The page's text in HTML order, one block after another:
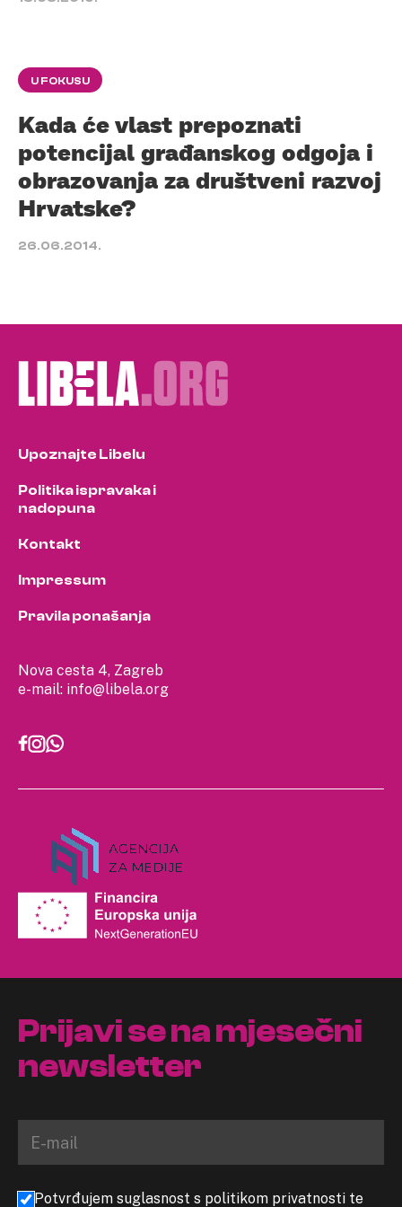
U FOKUSU
Kada će vlast prepoznati
potencijal građanskog odgoja i
obrazovanja za društveni razvoj
Hrvatske?
26.06.2014.
Nova cesta 4, Zagreb
e-mail: info@libela.org
Upoznajte Libelu
Politika ispravaka i
nadopuna
Kontakt
Impressum
Pravila ponašanja
Prijavi se na mjesečni
newsletter
Potvrđujem suglasnost s politikom privatnosti te